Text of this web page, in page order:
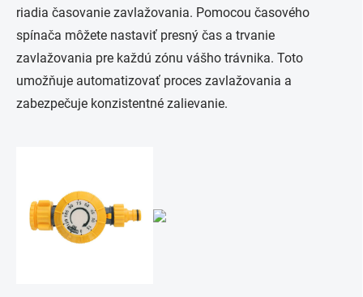
riadia časovanie zavlažovania. Pomocou časového
spínača môžete nastaviť presný čas a trvanie
zavlažovania pre každú zónu vášho trávnika. Toto
umožňuje automatizovať proces zavlažovania a
zabezpečuje konzistentné zalievanie.